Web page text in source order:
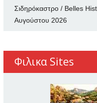
Σιδηρόκαστρο / Belles
Αυγούστου 2026
Φιλικα Sites